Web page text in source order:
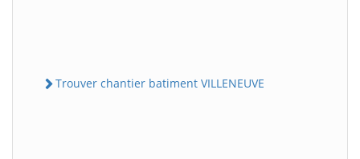
Trouver chantier batiment VILLENEUVE